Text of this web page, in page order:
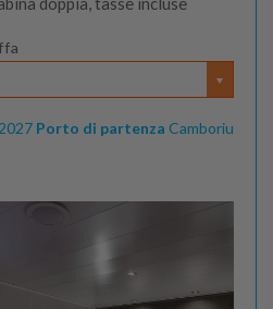
Porto di partenza Camboriu